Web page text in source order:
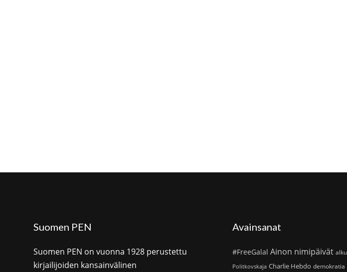
Suomen PEN
Suomen PEN on vuonna 1928 perustettu
kirjailijoiden kansainvälinen
Avainsanat
#FreeGalal Ainon nimipäivät
Politkovskaja Charlie Hebdo demokratia